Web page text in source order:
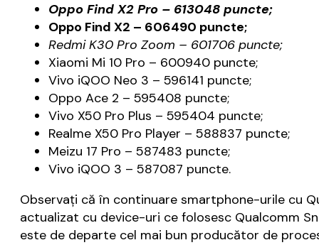
Oppo Find X2 Pro – 613048 puncte;
Oppo Find X2 – 606490 puncte;
Redmi K30 Pro Zoom – 601706 puncte;
Xiaomi Mi 10 Pro – 600940 puncte;
Vivo iQOO Neo 3 – 596141 puncte;
Oppo Ace 2 – 595408 puncte;
Vivo X50 Pro Plus – 595404 puncte;
Realme X50 Pro Player – 588837 puncte;
Meizu 17 Pro – 587483 puncte;
Vivo iQOO 3 – 587087 puncte.
Observaţi că în continuare smartphone-urile cu
actualizat cu device-uri ce folosesc Qualcomm
este de departe cel mai bun producător de